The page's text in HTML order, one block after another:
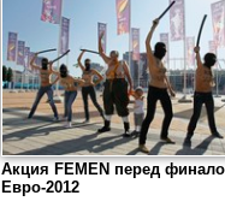
Акция FEMEN перед
Евро-2012